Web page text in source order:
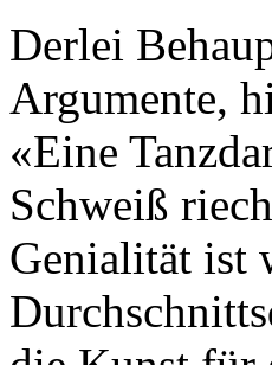
Derlei
Argumente,
«Eine
Schweiß
Genialität ist